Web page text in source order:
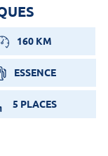
160 KM
ESSENCE
5 PLACES